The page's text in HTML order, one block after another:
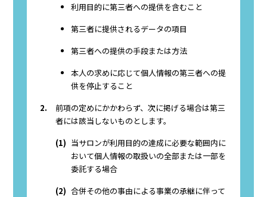
利用目的に第三者への提供を含むこと
第三者に提供されるデータの項目
第三者への提供の手段または方法
本人の求めに応じて個人情報の第三者への提
供を停止すること
2.
前項の定めにかかわらず、次に掲げる場合は第三
者には該当しないものとします。
(1) 当サロンが利用目的の達成に必要な範囲内に
おいて個人情報の取扱いの全部または一部を
委託する場合
(2) 合併その他の事由による事業の承継に伴って